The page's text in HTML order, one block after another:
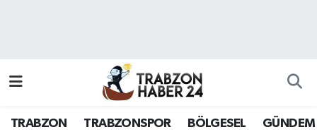
TRABZON TRABZONSPOR BÖLGESEL GÜNDEM
Hava Durumu
Namaz Vakitleri